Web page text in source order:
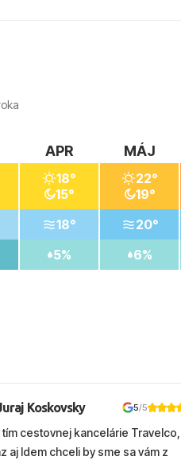
APR
18°
15°
18°
5%
MÁJ
22°
19°
20°
6%
Koskovsky 5/5
tím cestovnej kancelárie
aj Idem chceli by sme sa vám z